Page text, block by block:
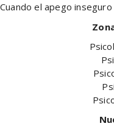
Cuando el apego